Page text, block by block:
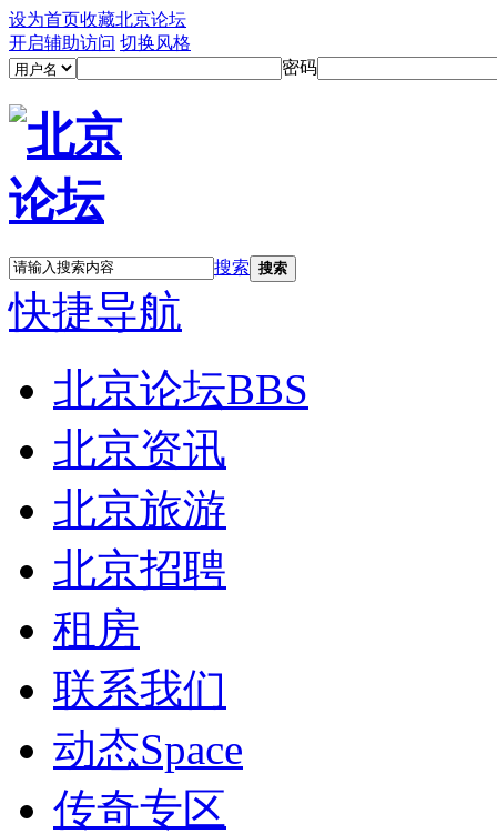
设为首页收藏北京论坛
开启辅助访问 切换风格
密码
搜索 搜索
快捷导航
北京论坛BBS
北京资讯
北京旅游
北京招聘
租房
联系我们
动态Space
传奇专区